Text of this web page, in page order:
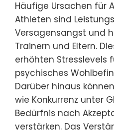
Häufige Ursachen für
Athleten sind
Versagensangst und
Trainern und Eltern.
erhöhten Stresslevels
psychisches
Darüber hinaus
wie Konkurrenz unter
Bedürfnis nach
verstärken. Das